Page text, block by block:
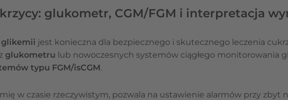
glukometr, CGM/FGM i interpretacja
glikemii jest konieczna dla bezpiecznego i skutecznego leczenia
glukometru lub nowoczesnych systemów ciągłego monitorowania
typu FGM/isCGM.
w czasie rzeczywistym, pozwala na ustawienie alarmów przy zbyt